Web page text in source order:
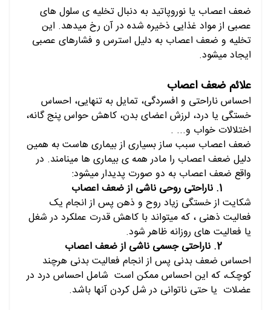
ضعف اعصاب یا نوروپاتید به دنبال تخلیه ی سلول های
عصبی از مواد غذایی ذخیره شده در آن رخ میدهد. این
تخلیه و ضعف اعصاب به دلیل استرس و فشارهای عصبی
ایجاد میشود.
علائم ضعف اعصاب
احساس ناراحتی و افسردگی، تمایل به تنهایی، احساس
خستگی یا درد، لرزش اعضای بدن، کاهش حواس پنج گانه،
اختلالات خواب و... .
ضعف اعصاب سبب ساز بسیاری از بیماری هاست به همین
دلیل ضعف اعصاب را مادر همه ی بیماری ها مینامند. در
واقع ضعف اعصاب به دو صورت پدیدار میشود:
1. ناراحتی روحی ناشی از ضعف اعصاب
شکایت از خستگی زیاد روح و ذهن پس از انجام یک
فعالیت ذهنی ، که میتواند با کاهش قدرت عملکرد در شغل
یا فعالیت های روزانه ظاهر شود.
2. ناراحتی جسمی ناشی از ضعف اعصاب
احساس ضعف بدنی پس از انجام فعالیت بدنی هرچند
کوچک، که این احساس ممکن است شامل احساس درد در
عضلات یا حتی ناتوانی در شل کردن آنها باشد.